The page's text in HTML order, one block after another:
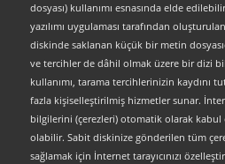
dosyası) kullanımı esnasında elde
yazılımı uygulaması tarafından
diskinde saklanan küçük bir metin
ve tercihler de dâhil olmak üzere bir dizi
kullanımı, tarama tercihlerinizin kaydını
fazla kişiselleştirilmiş hizmetler sunar.
bilgilerini (çerezleri) otomatik olarak kabul
olabilir. Sabit diskinize gönderilen tüm
sağlamak için İnternet tarayıcınızı